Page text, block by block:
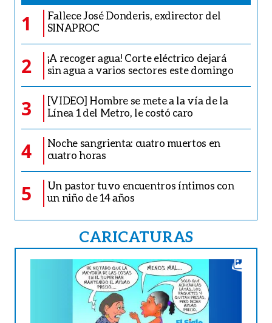
1
Fallece José Donderis, exdirector del
SINAPROC
2
¡A recoger agua! Corte eléctrico dejará
sin agua a varios sectores este domingo
3
[VIDEO] Hombre se mete a la vía de la
Línea 1 del Metro, le costó caro
4
Noche sangrienta: cuatro muertos en
cuatro horas
5
Un pastor tuvo encuentros íntimos con
un niño de 14 años
CARICATURAS